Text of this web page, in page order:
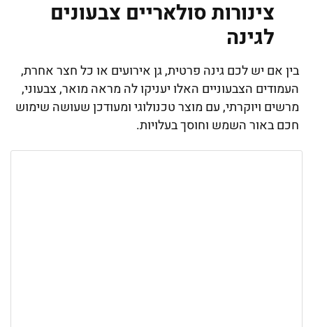
צינורות סולאריים צבעונים
לגינה
בין אם יש לכם גינה פרטית, גן אירועים או כל חצר אחרת,
העמודים הצבעוניים האלו יעניקו לה מראה מואר, צבעוני,
מרשים ויוקרתי, עם מוצר טכנולוגי ומעודכן שעושה שימוש
חכם באור השמש וחוסך בעלויות.